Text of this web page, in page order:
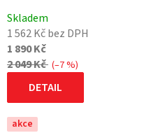
Skladem
1 562 Kč bez DPH
1 890 Kč
2 049 Kč (–7 %)
DETAIL
akce